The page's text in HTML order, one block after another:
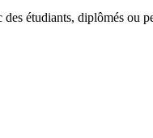
étudiants, diplômés ou